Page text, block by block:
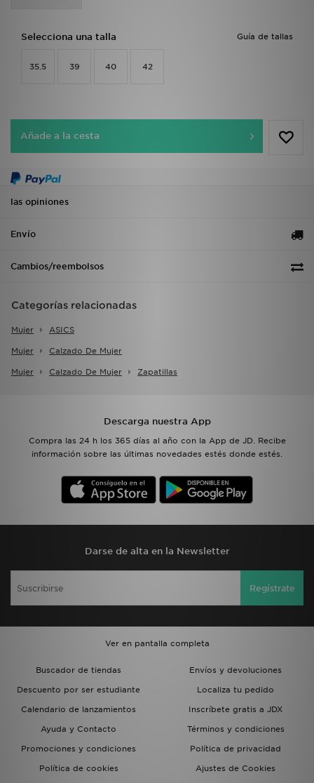
Guía de tallas
Selecciona una talla
35.5 39 40 42
Añade a la cesta
las opiniones
Envío
Cambios/reembolsos
Categorías relacionadas
Mujer ASICS
Mujer Calzado De Mujer
Mujer Calzado De Mujer Zapatillas
Descarga nuestra App
Compra las 24 h los 365 días al año con la App de JD. Recibe
información sobre las últimas novedades estés donde estés.
Darse de alta en la Newsletter
Regístrate
Ver en pantalla completa
Buscador de tiendas
Envíos y devoluciones
Descuento por ser estudiante
Localiza tu pedido
Calendario de lanzamientos
Inscríbete gratis a JDX
Ayuda y Contacto
Términos y condiciones
Promociones y condiciones
Política de privacidad
Política de cookies
Ajustes de Cookies